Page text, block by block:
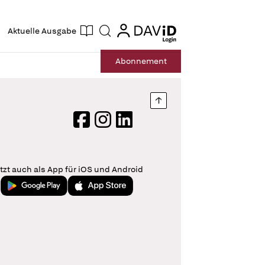
Aktuelle Ausgabe Suche login
login
Abonnement
Nach oben springen
FacebookInstagram
LinkedIn
auch als App für iOS und Android
Jetzt bei Google PlayLaden im App Store